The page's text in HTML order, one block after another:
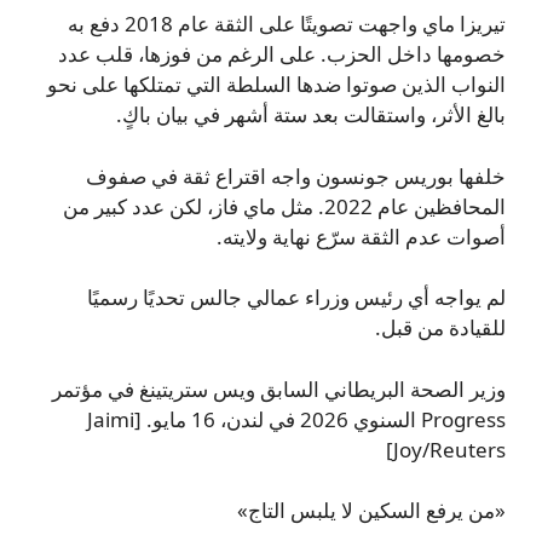
تيريزا ماي واجهت تصويتًا على الثقة عام 2018 دفع به
خصومها داخل الحزب. على الرغم من فوزها، قلب عدد
النواب الذين صوتوا ضدها السلطة التي تمتلكها على نحو
بالغ الأثر، واستقالت بعد ستة أشهر في بيان باكٍ.
خلفها بوريس جونسون واجه اقتراع ثقة في صفوف
المحافظين عام 2022. مثل ماي فاز، لكن عدد كبير من
أصوات عدم الثقة سرّع نهاية ولايته.
لم يواجه أي رئيس وزراء عمالي جالس تحديًا رسميًا
للقيادة من قبل.
وزير الصحة البريطاني السابق ويس ستريتينغ في مؤتمر
Progress السنوي 2026 في لندن، 16 مايو. [Jaimi
Joy/Reuters]
«من يرفع السكين لا يلبس التاج»